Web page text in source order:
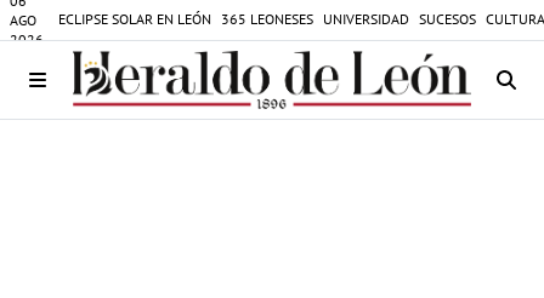
AGO
2026
ECLIPSE SOLAR EN LEÓN 365 LEONESES UNIVERSIDAD SUCESOS